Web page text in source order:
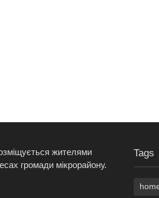
жителями
громади мікрорайону.
Tags